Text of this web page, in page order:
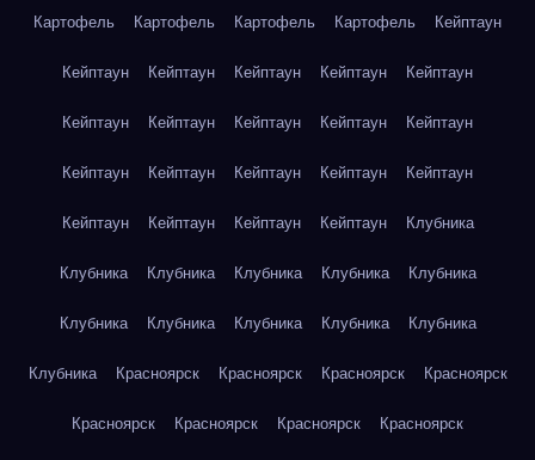
Картофель Картофель Картофель Картофель Кейптаун
Кейптаун Кейптаун Кейптаун Кейптаун Кейптаун
Кейптаун Кейптаун Кейптаун Кейптаун Кейптаун
Кейптаун Кейптаун Кейптаун Кейптаун Кейптаун
Кейптаун Кейптаун Кейптаун Кейптаун Клубника
Клубника Клубника Клубника Клубника Клубника
Клубника Клубника Клубника Клубника Клубника
Клубника Красноярск Красноярск Красноярск Красноярск
Красноярск Красноярск Красноярск Красноярск